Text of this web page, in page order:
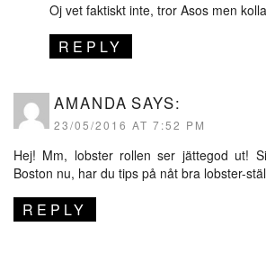
Oj vet faktiskt inte, tror Asos men
REPLY
AMANDA SAYS:
23/05/2016 AT 7:52 PM
Hej! Mm, lobster rollen ser jättegod ut!
Boston nu, har du tips på nåt bra lobster-
REPLY